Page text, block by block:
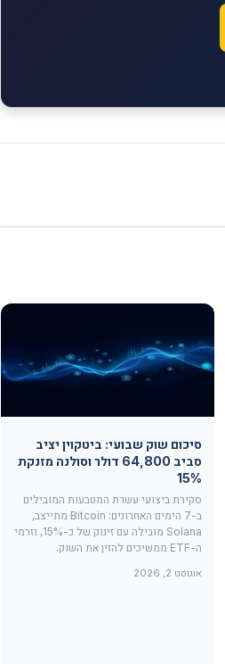
סיכום שוק שבועי: ביטקוין יציב
סביב 64,800 דולר וסולנה מזנקת
15%
סקירת ביצועי עשרת המטבעות המובילים
ב-7 הימים האחרונים: Bitcoin מתייצב,
Solana מובילה עם זינוק של כ-15%, וזרמי
ה-ETF ממשיכים להזין את השוק.
אוגוסט 2, 2026